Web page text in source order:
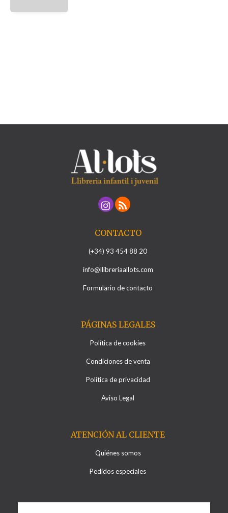
CONTACTO
(+34) 93 454 88 20
info@llibreriaallots.com
Formulario de contacto
PÁGINAS LEGALES
Política de cookies
Condiciones de venta
Política de privacidad
Aviso Legal
ATENCIÓN AL CLIENTE
Quiénes somos
Pedidos especiales